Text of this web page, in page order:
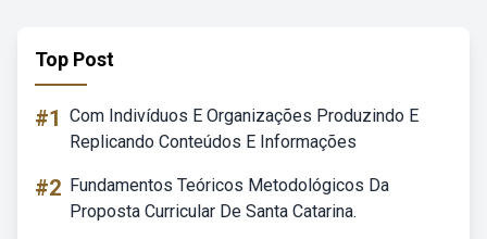
Top Post
#1 Com Indivíduos E Organizações Produzindo E
Replicando Conteúdos E Informações
#2 Fundamentos Teóricos Metodológicos Da
Proposta Curricular De Santa Catarina.